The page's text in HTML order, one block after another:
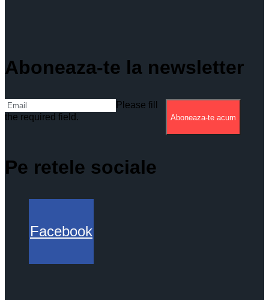
Aboneaza-te la newsletter
Please fill
the required field.
Aboneaza-te acum
Pe retele sociale
Facebook